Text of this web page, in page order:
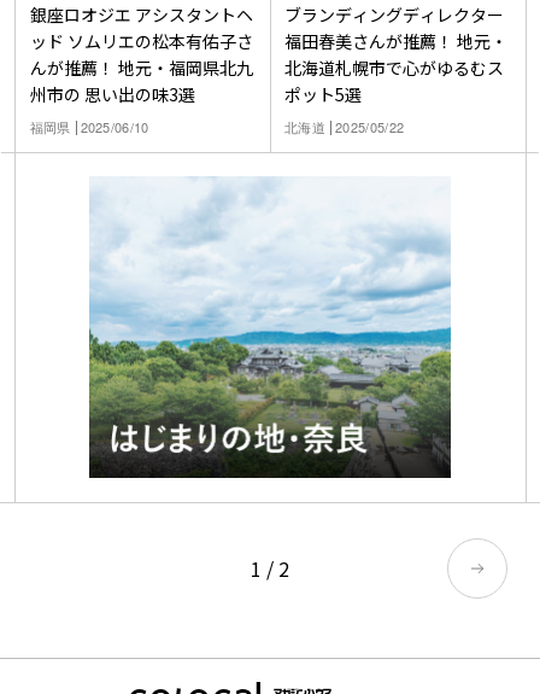
銀座ロオジエ アシスタントヘ
ッド ソムリエの松本有佑子さ
んが推薦！ 地元・福岡県北九
州市の 思い出の味3選
福岡県 2025/06/10
ブランディングディレクター
福田春美さんが推薦！ 地元・
北海道札幌市で心がゆるむス
ポット5選
北海道 2025/05/22
1 / 2